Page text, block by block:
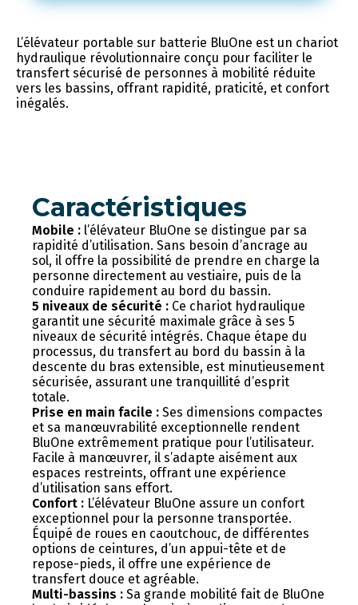
L’élévateur portable sur batterie BluOne est un chariot
hydraulique révolutionnaire conçu pour faciliter le
transfert sécurisé de personnes à mobilité réduite
vers les bassins, offrant rapidité, praticité, et confort
inégalés.
Caractéristiques
Mobile : l’élévateur BluOne se distingue par sa
rapidité d’utilisation. Sans besoin d’ancrage au
sol, il offre la possibilité de prendre en charge la
personne directement au vestiaire, puis de la
conduire rapidement au bord du bassin.
5 niveaux de sécurité : Ce chariot hydraulique
garantit une sécurité maximale grâce à ses 5
niveaux de sécurité intégrés. Chaque étape du
processus, du transfert au bord du bassin à la
descente du bras extensible, est minutieusement
sécurisée, assurant une tranquillité d’esprit
totale.
Prise en main facile : Ses dimensions compactes
et sa manœuvrabilité exceptionnelle rendent
BluOne extrêmement pratique pour l’utilisateur.
Facile à manœuvrer, il s’adapte aisément aux
espaces restreints, offrant une expérience
d’utilisation sans effort.
Confort : L’élévateur BluOne assure un confort
exceptionnel pour la personne transportée.
Équipé de roues en caoutchouc, de différentes
options de ceintures, d’un appui-tête et de
repose-pieds, il offre une expérience de
transfert douce et agréable.
Multi-bassins : Sa grande mobilité fait de BluOne